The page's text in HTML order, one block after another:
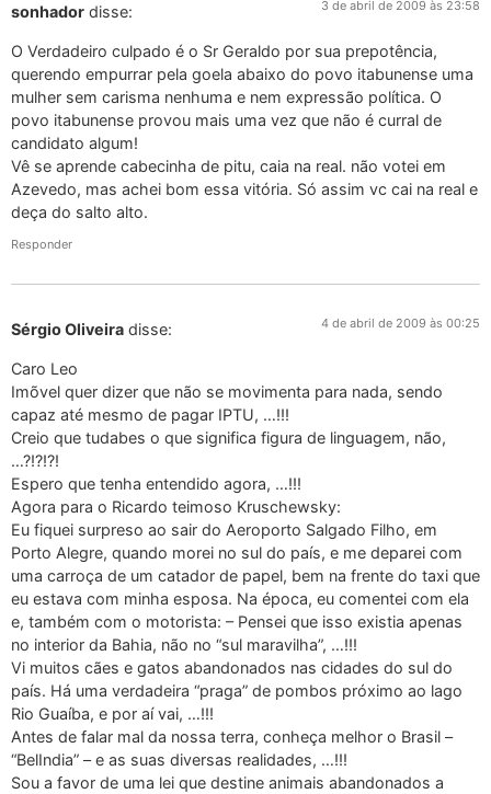
sonhador disse: 3 de abril de 2009 às 23:58
O Verdadeiro culpado é o Sr Geraldo por sua prepotência,
querendo empurrar pela goela abaixo do povo itabunense uma
mulher sem carisma nenhuma e nem expressão política. O
povo itabunense provou mais uma vez que não é curral de
candidato algum!
Vê se aprende cabecinha de pitu, caia na real. não votei em
Azevedo, mas achei bom essa vitória. Só assim vc cai na real e
deça do salto alto.
Responder
Sérgio Oliveira disse: 4 de abril de 2009 às 00:25
Caro Leo
Imõvel quer dizer que não se movimenta para nada, sendo
capaz até mesmo de pagar IPTU, …!!!
Creio que tudabes o que significa figura de linguagem, não,
…?!?!?!
Espero que tenha entendido agora, …!!!
Agora para o Ricardo teimoso Kruschewsky:
Eu fiquei surpreso ao sair do Aeroporto Salgado Filho, em
Porto Alegre, quando morei no sul do país, e me deparei com
uma carroça de um catador de papel, bem na frente do taxi que
eu estava com minha esposa. Na época, eu comentei com ela
e, também com o motorista: – Pensei que isso existia apenas
no interior da Bahia, não no “sul maravilha”, …!!!
Vi muitos cães e gatos abandonados nas cidades do sul do
país. Há uma verdadeira “praga” de pombos próximo ao lago
Rio Guaíba, e por aí vai, …!!!
Antes de falar mal da nossa terra, conheça melhor o Brasil –
“BelIndia” – e as suas diversas realidades, …!!!
Sou a favor de uma lei que destine animais abandonados a